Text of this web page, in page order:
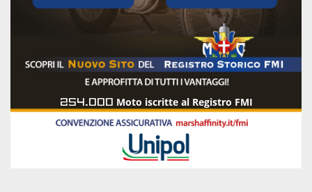
254.000 Moto iscritte al Registro FMI